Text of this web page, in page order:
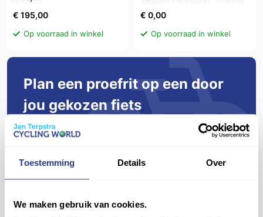
Toestemming Details Over
We maken gebruik van cookies.
€ 195,00
Op voorraad in winkel
€ 0,00
Op voorraad in winkel
Plan een proefrit op een door
jou gekozen fiets
Bij ons kun je een fiets niet alleen bekijken, maar